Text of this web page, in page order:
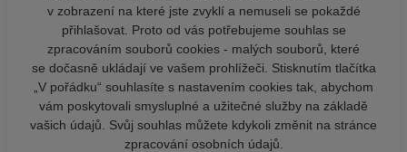
v zobrazení na které jste zvyklí a nemuseli se pokaždé
přihlašovat. Proto od vás potřebujeme souhlas se
zpracováním souborů cookies - malých souborů, které
se dočasně ukládají ve vašem prohlížeči. Stisknutím tlačítka
„V pořádku“ souhlasíte s nastavením cookies tak, abychom
vám poskytovali smysluplné a užitečné služby na základě
vašich údajů. Svůj souhlas můžete kdykoli změnit na stránce
zpracování osobních údajů.